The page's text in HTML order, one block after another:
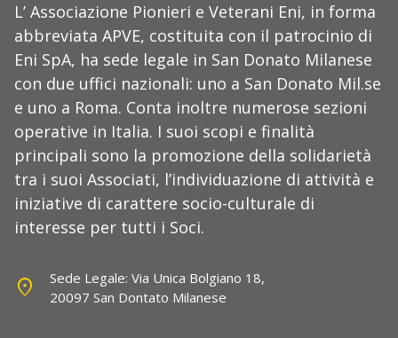
L’ Associazione Pionieri e Veterani Eni, in forma
abbreviata APVE, costituita con il patrocinio di
Eni SpA, ha sede legale in San Donato Milanese
con due uffici nazionali: uno a San Donato Mil.se
e uno a Roma. Conta inoltre numerose sezioni
operative in Italia. I suoi scopi e finalità
principali sono la promozione della solidarietà
tra i suoi Associati, l’individuazione di attività e
iniziative di carattere socio-culturale di
interesse per tutti i Soci.
location_on
Sede Legale: Via Unica Bolgiano 18,
20097 San Dontato Milanese